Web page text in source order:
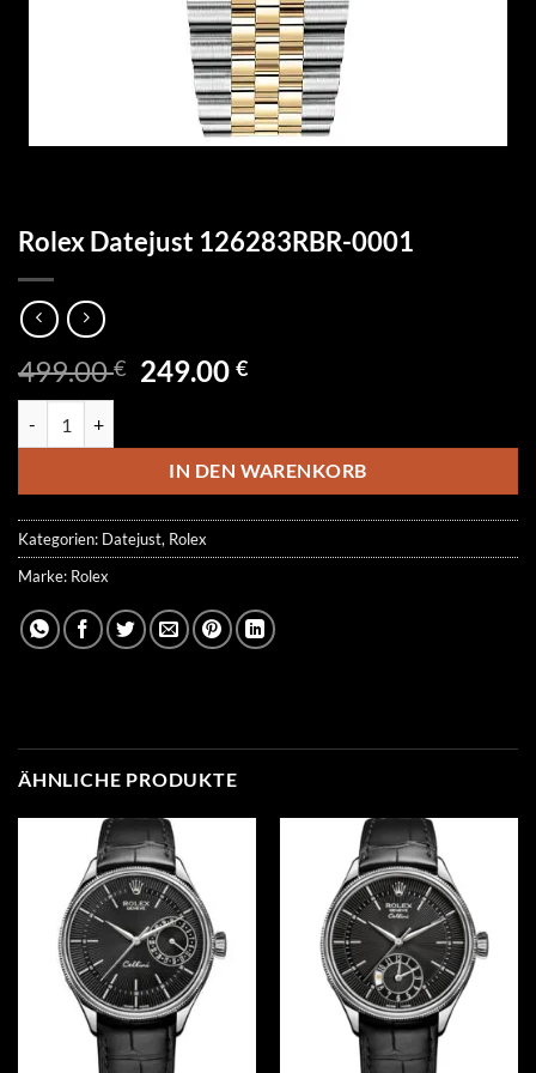
Rolex Datejust 126283RBR-0001
499.00€ Ursprünglicher
499.00 €
249.00€Aktueller
249.00 €.
IN DEN WARENKORB
Kategorien: Datejust, Rolex
Marke: Rolex
ÄHNLICHE PRODUKTE